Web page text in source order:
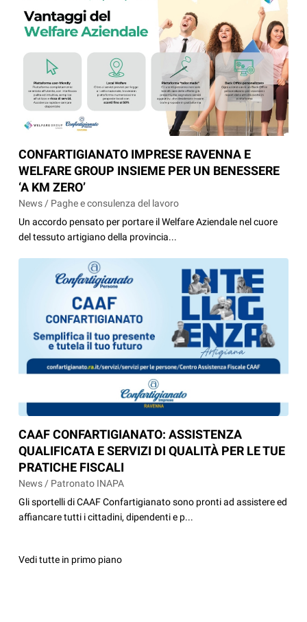
CONFARTIGIANATO IMPRESE RAVENNA E
WELFARE GROUP INSIEME PER UN BENESSERE
‘A KM ZERO’
News / Paghe e consulenza del lavoro
Un accordo pensato per portare il Welfare Aziendale nel cuore
del tessuto artigiano della provincia...
CAAF CONFARTIGIANATO: ASSISTENZA
QUALIFICATA E SERVIZI DI QUALITÀ PER LE TUE
PRATICHE FISCALI
News / Patronato INAPA
Gli sportelli di CAAF Confartigianato sono pronti ad assistere ed
affiancare tutti i cittadini, dipendenti e p...
Vedi tutte in primo piano